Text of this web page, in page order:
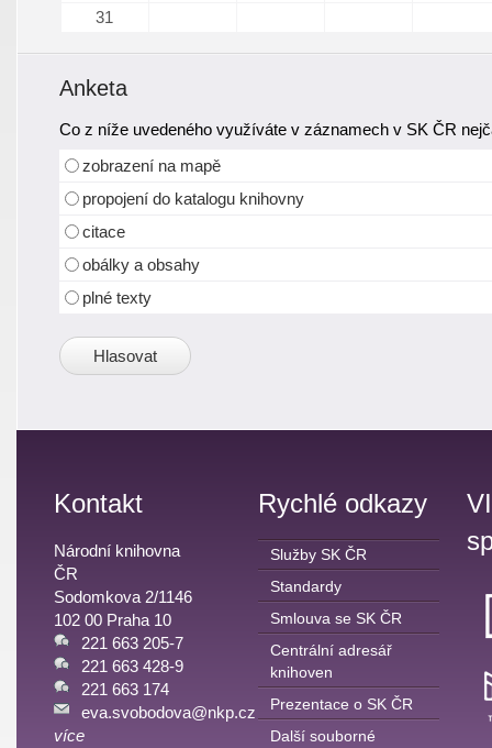
31
Anketa
Co z níže uvedeného využíváte v záznamech v SK ČR
zobrazení na mapě
propojení do katalogu knihovny
citace
obálky a obsahy
plné texty
Kontakt
Národní knihovna
ČR
Sodomkova 2/1146
102 00 Praha 10
221 663 205-7
221 663 428-9
221 663 174
eva.svobodova@nkp.cz
více
Rychlé odkazy
Služby SK ČR
Standardy
Smlouva se SK ČR
Centrální adresář
knihoven
Prezentace o SK ČR
Další souborné